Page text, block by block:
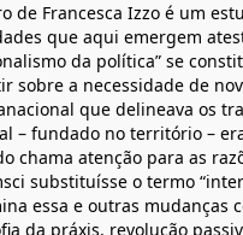
de Francesca Izzo é um
que aqui emergem
da política” se
sobre a necessidade de
que delineava os
– fundado no território –
chama atenção para as
substituísse o termo
essa e outras mudanças
da práxis, revolução